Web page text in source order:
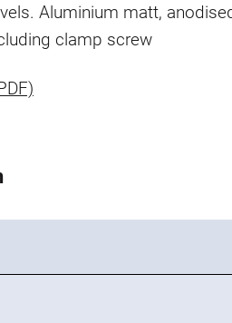
Aluminium matt,
clamp screw